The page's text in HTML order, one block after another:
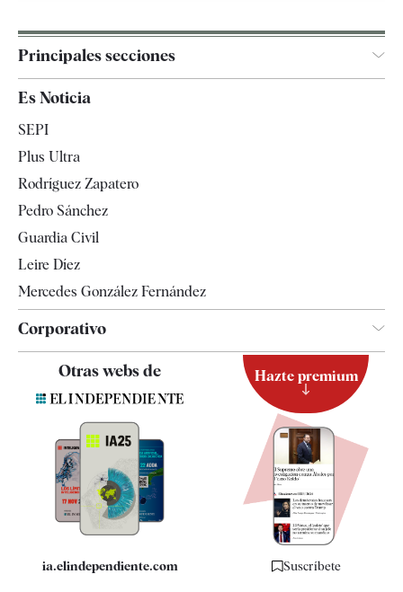
Principales secciones
Televisión
Es Noticia
SEPI
Plus Ultra
Rodríguez Zapatero
Pedro Sánchez
Guardia Civil
Leire Díez
Mercedes González Fernández
Corporativo
Quiénes somos
Especificaciones
Otras webs de
ia.elindependiente.com
Hazte premium
Suscríbete